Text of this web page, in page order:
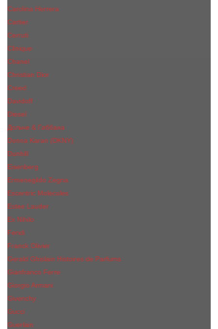
Carolina Herrera
Cartier
Cerruti
Сliniquе
Chanel
Christian Dior
Creed
Davidoff
Diesel
Дольче & Габбана
Donna Karan (DKNY)
Dunhill
Eisenberg
Ermenegildo Zegna
Escentric Molecules
Еsteе Lаudеr
Ex Nihilo
Fendi
Franck Olivier
Gerald Ghislain Histoires de Parfums
Gianfranco Ferre
Giorgio Armani
Givenchy
Gucci
Guerlain